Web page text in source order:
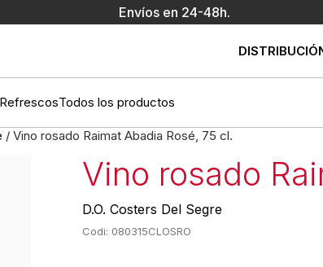
Envíos en 24-48h.
RefrescosTodos los productos
/ Vino rosado Raimat Abadia Rosé, 75 cl.
Vino rosado
D.O. Costers Del Segre
Codi: 080315CLOSRO